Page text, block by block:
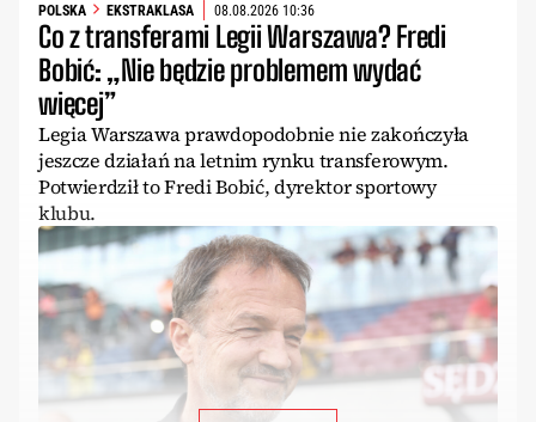
POLSKA EKSTRAKLASA 08.08.2026 10:36
Co z transferami Legii Warszawa? Fredi
Bobić: „Nie będzie problemem wydać
więcej”
Legia Warszawa prawdopodobnie nie zakończyła
jeszcze działań na letnim rynku transferowym.
Potwierdził to Fredi Bobić, dyrektor sportowy
klubu.